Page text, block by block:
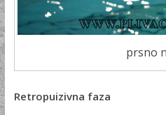
prsno
Retropuizivna faza